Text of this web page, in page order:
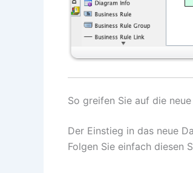
So greifen Sie auf die
Der Einstieg in das neue
Folgen Sie einfach diesen